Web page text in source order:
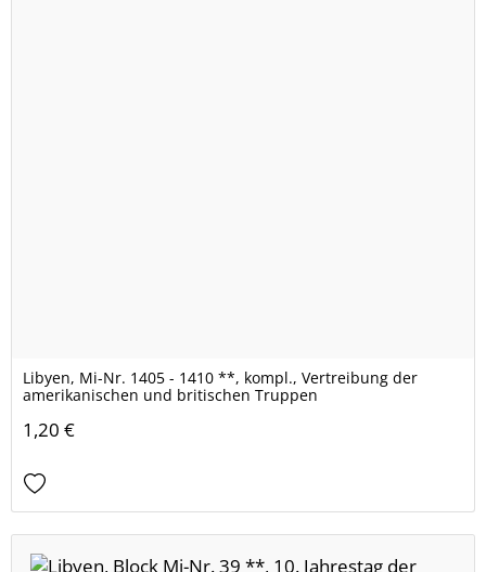
Libyen, Mi-Nr. 1405 - 1410 **, kompl., Vertreibung der
amerikanischen und britischen Truppen
1,20 €